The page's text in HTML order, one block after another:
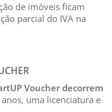
de imóveis ficam
parcial do IVA na
Voucher decorrem
uma licenciatura e